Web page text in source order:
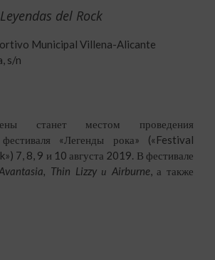
del Rock
Municipal Villena-Alicante
s/n
станет местом проведения
фестиваля «Легенды рока» («Festival
7, 8, 9 и 10 августа 2019. В фестивале
Avantasia, Thin Lizzy и Airburne, а также